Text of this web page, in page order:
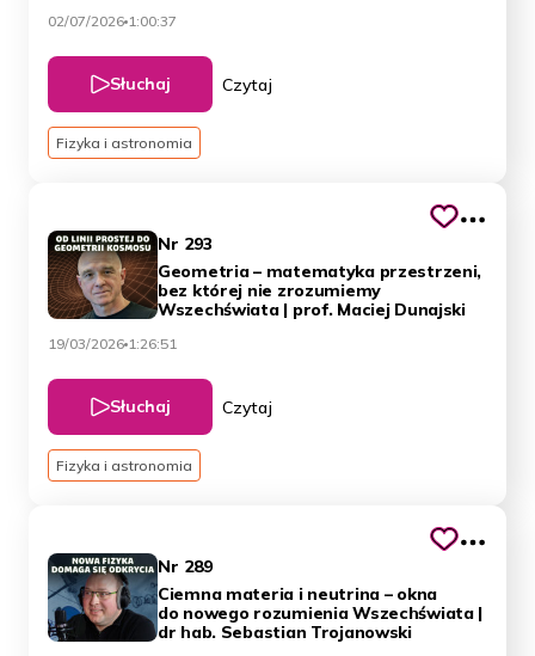
02/07/2026 1:00:37
Słuchaj Czytaj
Fizyka i astronomia
Nr 293
Geometria – matematyka przestrzeni,
bez której nie zrozumiemy
Wszechświata | prof. Maciej Dunajski
19/03/2026 1:26:51
Słuchaj Czytaj
Fizyka i astronomia
Nr 289
Ciemna materia i neutrina – okna
do nowego rozumienia Wszechświata |
dr hab. Sebastian Trojanowski